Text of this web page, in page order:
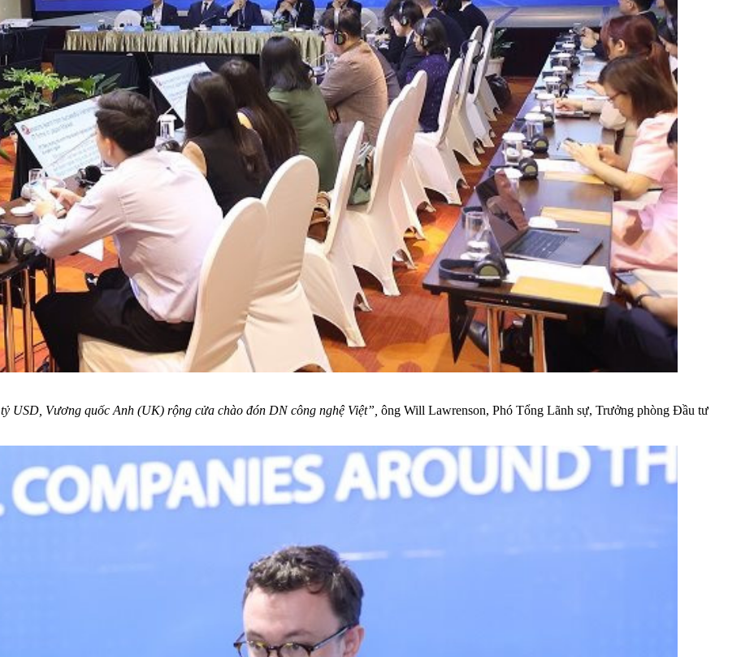
tỷ USD, Vương quốc Anh (UK) rộng cửa chào đón DN công nghệ Việt”, ông Will Lawrenson, Phó Tổng Lãnh sự, Trưởng phòng Đầu tư